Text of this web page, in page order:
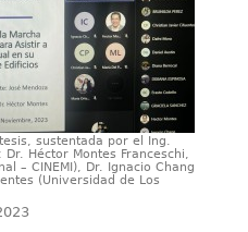
sustentada por el Ing.
Héctor Montes Franceschi,
– CINEMI), Dr. Ignacio Chang
(Universidad de Los